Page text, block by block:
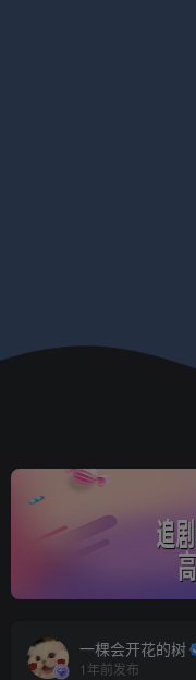
一棵会开花的树
1年前发布